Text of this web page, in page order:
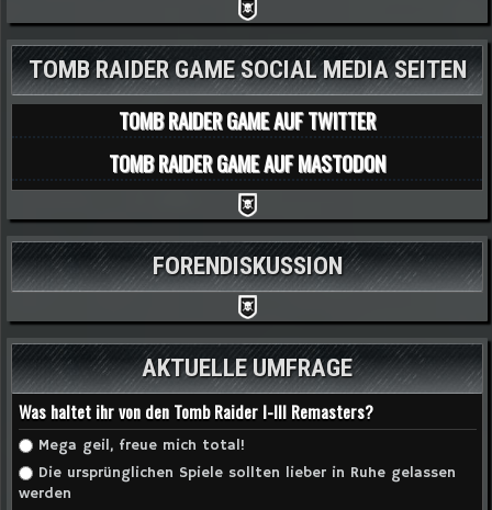
TOMB RAIDER GAME SOCIAL MEDIA SEITEN
TOMB RAIDER GAME AUF TWITTER
TOMB RAIDER GAME AUF MASTODON
FORENDISKUSSION
AKTUELLE UMFRAGE
Was haltet ihr von den Tomb Raider I-III Remasters?
Auswahlmöglichkeiten
Mega geil, freue mich total!
Die ursprünglichen Spiele sollten lieber in Ruhe gelassen
werden